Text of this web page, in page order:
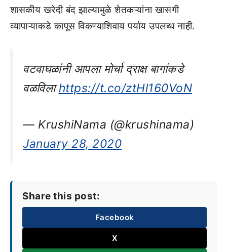
शासकीय खरेदी बंद झाल्यामुळे शेतकऱ्यांना खासगी
व्यापाऱ्याकडे कापूस विकण्याशिवाय पर्याय उपलब्ध नाही.
वटवाघळांनी आपला मोर्चा द्राक्ष बागांकडे
वळविलाhttps://t.co/ztHl160VoN
— KrushiNama (@krushinama)
January 28, 2020
Share this post:
Facebook
X